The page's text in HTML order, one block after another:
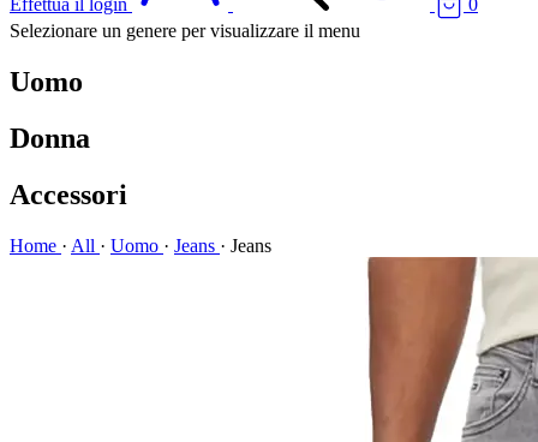
Selezionare un genere per visualizzare il menu
Uomo
Donna
Accessori
Home · All · Uomo · Jeans · Jeans